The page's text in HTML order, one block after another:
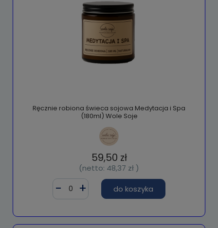
Ręcznie robiona świeca sojowa Medytacja i Spa
(180ml) Wole Soje
59,50 zł
(netto: 48,37 zł )
do koszyka